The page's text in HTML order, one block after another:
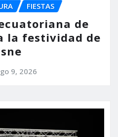
FIESTAS
de
la festividad de
9, 2026